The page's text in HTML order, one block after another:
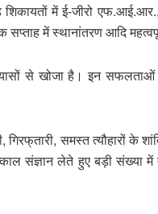
में ई-जीरो एफ.आई.आर.,
में स्थानांतरण आदि
से खोजा है। इन
समस्त त्यौहारों के
संज्ञान लेते हुए बड़ी संख्या में